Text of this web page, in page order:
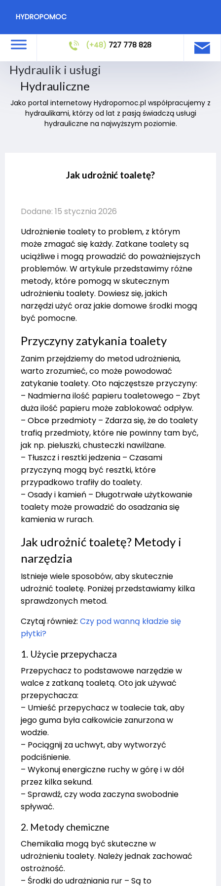
HYDROPOMOC
(+48) 727 778 828
Hydraulik i usługi
Hydrauliczne
Jako portal internetowy Hydropomoc.pl współpracujemy z
hydraulikami, którzy od lat z pasją świadczą usługi
hydrauliczne na najwyższym poziomie.
Jak udrożnić toaletę?
Dodane: 15 stycznia 2026
Udrożnienie toalety to problem, z którym
może zmagać się każdy. Zatkane toalety są
uciążliwe i mogą prowadzić do poważniejszych
problemów. W artykule przedstawimy różne
metody, które pomogą w skutecznym
udrożnieniu toalety. Dowiesz się, jakich
narzędzi użyć oraz jakie domowe środki mogą
być pomocne.
Przyczyny zatykania toalety
Zanim przejdziemy do metod udrożnienia,
warto zrozumieć, co może powodować
zatykanie toalety. Oto najczęstsze przyczyny:
– Nadmierna ilość papieru toaletowego – Zbyt
duża ilość papieru może zablokować odpływ.
– Obce przedmioty – Zdarza się, że do toalety
trafią przedmioty, które nie powinny tam być,
jak np. pieluszki, chusteczki nawilżane.
– Tłuszcz i resztki jedzenia – Czasami
przyczyną mogą być resztki, które
przypadkowo trafiły do toalety.
– Osady i kamień – Długotrwałe użytkowanie
toalety może prowadzić do osadzania się
kamienia w rurach.
Jak udrożnić toaletę? Metody i
narzędzia
Istnieje wiele sposobów, aby skutecznie
udrożnić toaletę. Poniżej przedstawiamy kilka
sprawdzonych metod.
Czytaj również: Czy pod wanną kładzie się
płytki?
1. Użycie przepychacza
Przepychacz to podstawowe narzędzie w
walce z zatkaną toaletą. Oto jak używać
przepychacza:
– Umieść przepychacz w toalecie tak, aby
jego guma była całkowicie zanurzona w
wodzie.
– Pociągnij za uchwyt, aby wytworzyć
podciśnienie.
– Wykonuj energiczne ruchy w górę i w dół
przez kilka sekund.
– Sprawdź, czy woda zaczyna swobodnie
spływać.
2. Metody chemiczne
Chemikalia mogą być skuteczne w
udrożnieniu toalety. Należy jednak zachować
ostrożność.
– Środki do udrażniania rur – Są to